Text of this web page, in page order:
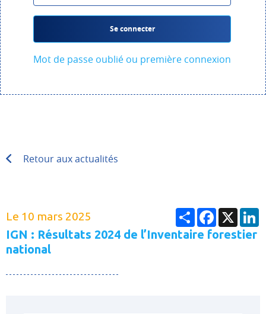
Se connecter
Mot de passe oublié ou première connexion
Retour aux actualités
Le 10 mars 2025 PartagerFacebook
X
IGN : Résultats 2024 de l’Inventaire forestier
national